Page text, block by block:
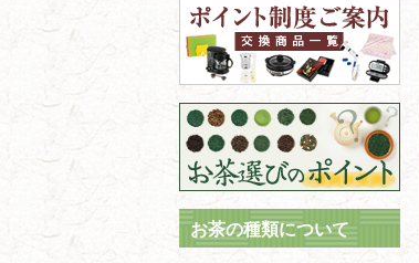
お茶の種類について